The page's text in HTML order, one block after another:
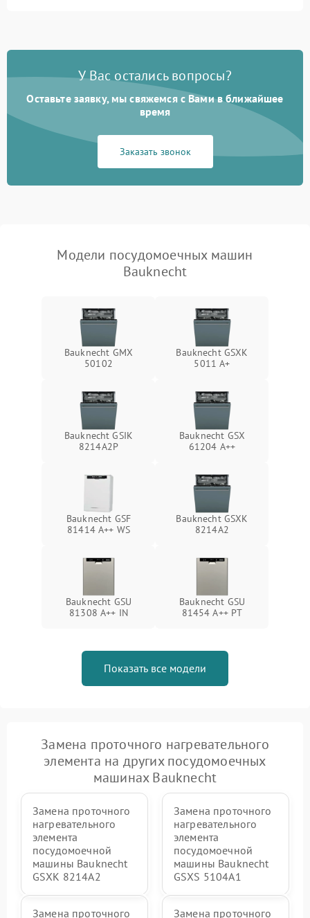
Проблемы с набором
Не работает сушилка 2100 ₽ Подробнее →
Сбои в работе таймера 1700 ₽
У Вас остались вопросы?
Оставьте заявку, мы свяжемся с Вами в ближайшее
время
Заказать звонок
Модели посудомоечных машин
Bauknecht
Bauknecht GMX
50102
Bauknecht GSXK
5011 A+
Bauknecht GSIK
8214A2P
Bauknecht GSX
61204 A++
Bauknecht GSF
81414 A++ WS
Bauknecht GSXK
8214A2
Bauknecht GSU
81308 A++ IN
Bauknecht GSU
81454 A++ PT
Показать все модели
Замена проточного нагревательного
элемента на других посудомоечных
машинах Bauknecht
Замена проточного
нагревательного
элемента
посудомоечной
машины Bauknecht
GSXK 8214A2
Замена проточного
нагревательного
элемента
посудомоечной
машины Bauknecht
GSXS 5104A1
Замена проточного Замена проточного